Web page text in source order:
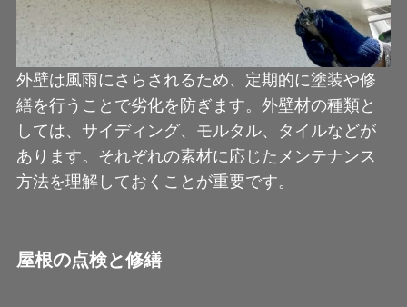
外壁は風雨にさらされるため、定期的に塗装や修
繕を行うことで劣化を防ぎます。外壁材の種類と
しては、サイディング、モルタル、タイルなどが
あります。それぞれの素材に応じたメンテナンス
方法を理解しておくことが重要です。
屋根の点検と修繕